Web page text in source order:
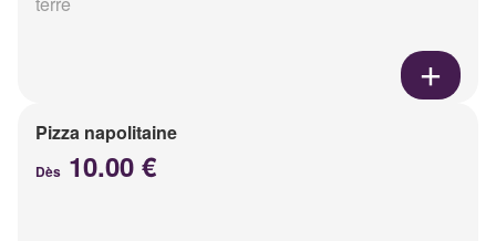
Pizza napolitaine
Dès 10.00 €